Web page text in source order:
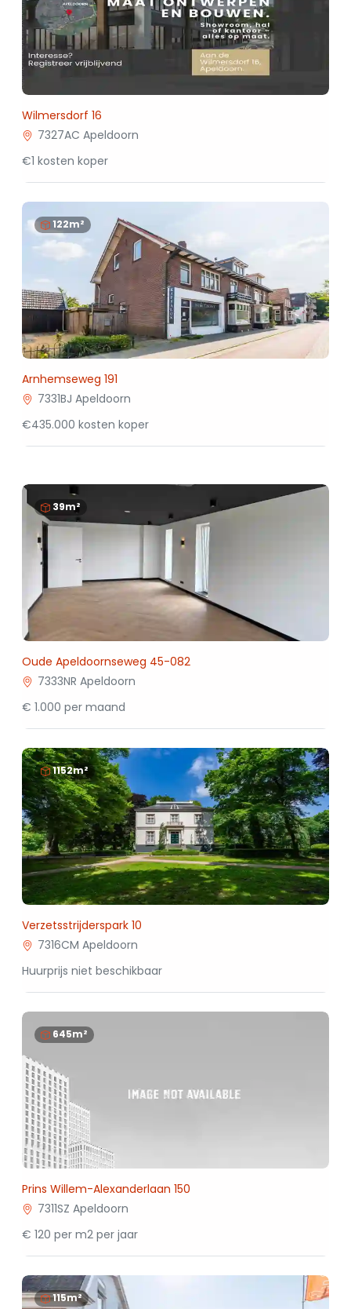
Wilmersdorf 16
7327AC Apeldoorn
€1 kosten koper
122m²
Arnhemseweg 191
7331BJ Apeldoorn
€435.000 kosten koper
39m²
Oude Apeldoornseweg 45-082
7333NR Apeldoorn
€ 1.000 per maand
1152m²
Verzetsstrijderspark 10
7316CM Apeldoorn
Huurprijs niet beschikbaar
645m²
Prins Willem-Alexanderlaan 150
7311SZ Apeldoorn
€ 120 per m2 per jaar
115m²